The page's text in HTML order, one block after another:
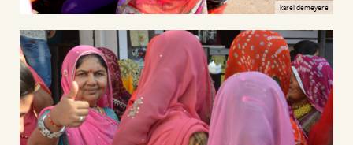
karel demeyere